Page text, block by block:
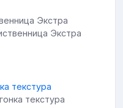
Экстра
текстура